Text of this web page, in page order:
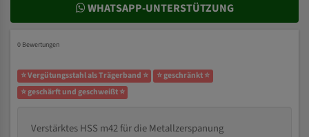
WHATSAPP-UNTERSTÜTZUNG
0 Bewertungen
⭐ Vergütungsstahl als Trägerband ⭐
⭐ geschränkt ⭐
⭐ geschärft und geschweißt ⭐
Verstärktes HSS m42 für die Metallzerspanung